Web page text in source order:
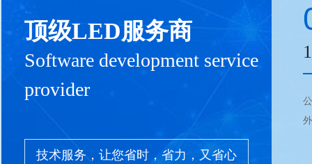
顶级LED服务商
Software development service
provider
技术服务，让您省时，省力，又省心